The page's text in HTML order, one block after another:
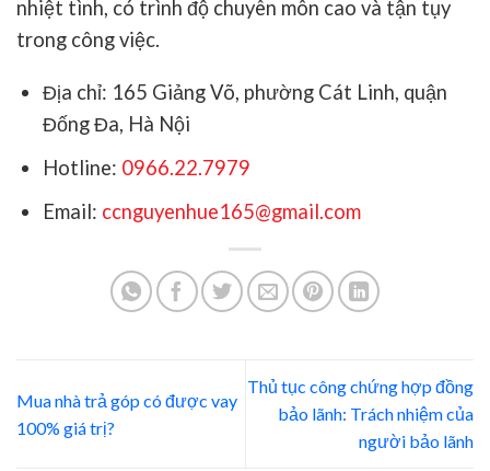
nhiệt tình, có trình độ chuyên môn cao và tận tụy
trong công việc.
Địa chỉ: 165 Giảng Võ, phường Cát Linh, quận
Đống Đa, Hà Nội
Hotline: 0966.22.7979
Email: ccnguyenhue165@gmail.com
Mua nhà trả góp có được vay
100% giá trị?
Thủ tục công chứng hợp đồng
bảo lãnh: Trách nhiệm của
người bảo lãnh